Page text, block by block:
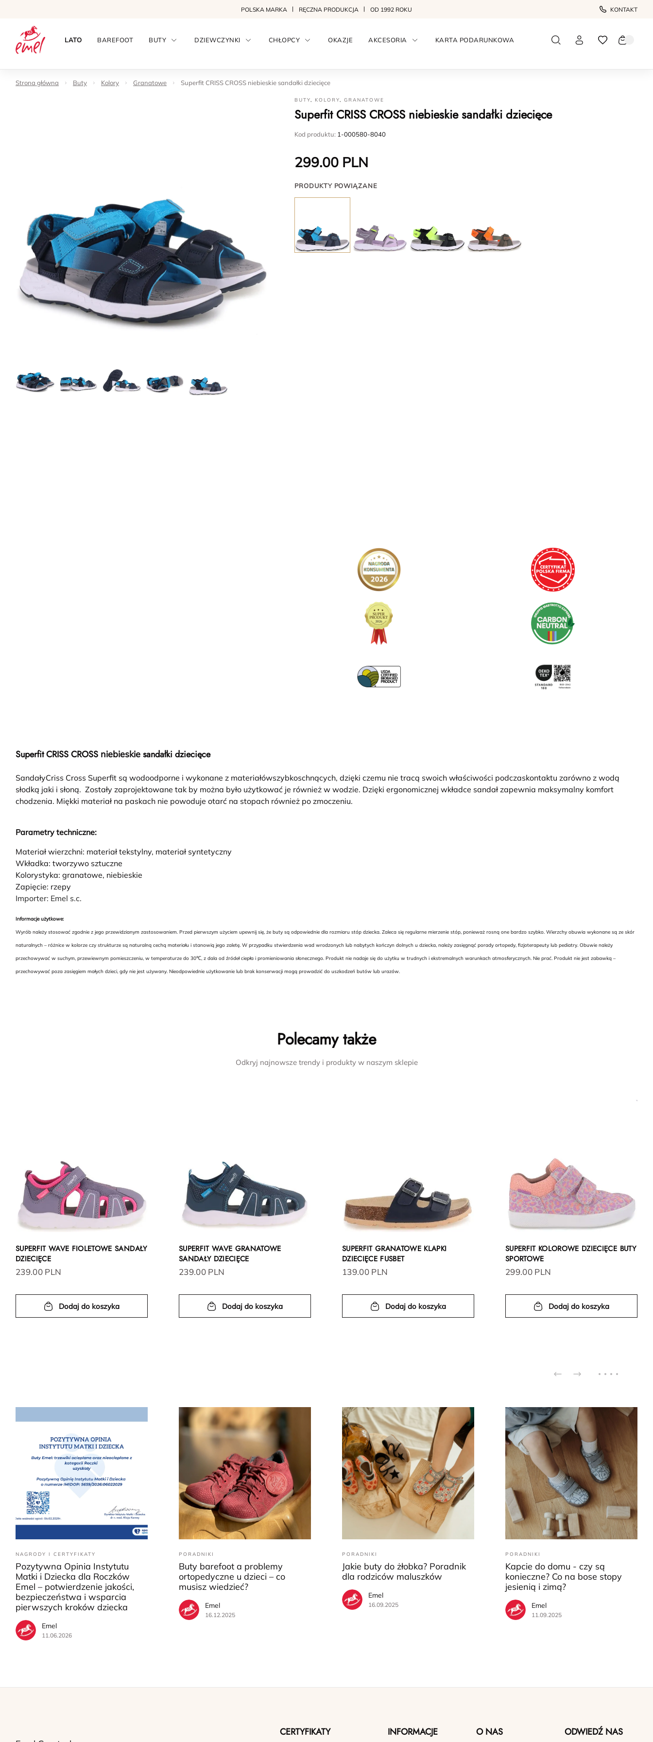
POLSKA MARKA RĘCZNA PRODUKCJA OD 1992 ROKU KONTAKT
LATO BAREFOOT BUTY DZIEWCZYNKI CHŁOPCY OKAZJE AKCESORIA KARTA PODARUNKOWA
Strona główna Buty Kolory Granatowe Superfit CRISS CROSS niebieskie sandałki dziecięce
BUTY, KOLORY,GRANATOWE
Superfit CRISS CROSS niebieskie sandałki dziecięce
Kod produktu: 1-000580-8040
299.00 PLN
PRODUKTY POWIĄZANE
Superfit CRISS CROSS niebieskie sandałki dziecięce
SandałyCriss Cross Superfit są wodoodporne i wykonane z materiałówszybkoschnących, dzięki czemu nie tracą swoich właściwości podczaskontaktu zarówno z wodą
słodką jaki i słoną. Zostały zaprojektowane tak by można było użytkować je również w wodzie. Dzięki ergonomicznej wkładce sandał zapewnia maksymalny komfort
chodzenia. Miękki materiał na paskach nie powoduje otarć na stopach również po zmoczeniu.
Parametry techniczne:
Materiał wierzchni: materiał tekstylny, materiał syntetyczny
Wkładka: tworzywo sztuczne
Kolorystyka: granatowe, niebieskie
Zapięcie: rzepy
Importer: Emel s.c.
Informacje użytkowe:
Wyrób należy stosować zgodnie z jego przewidzianym zastosowaniem. Przed pierwszym użyciem upewnij się, że buty są odpowiednie dla rozmiaru stóp dziecka. Zaleca się regularne mierzenie stóp, ponieważ rosną one bardzo szybko. Wierzchy obuwia wykonane są ze skór
naturalnych – różnice w kolorze czy strukturze są naturalną cechą materiału i stanowią jego zaletę. W przypadku stwierdzenia wad wrodzonych lub nabytych kończyn dolnych u dziecka, należy zasięgnąć porady ortopedy, fizjoterapeuty lub pediatry. Obuwie należy
przechowywać w suchym, przewiewnym pomieszczeniu, w temperaturze do 30℃, z dala od źródeł ciepła i promieniowania słonecznego. Produkt nie nadaje się do użytku w trudnych i ekstremalnych warunkach atmosferycznych. Nie prać. Produkt nie jest zabawką –
przechowywać poza zasięgiem małych dzieci, gdy nie jest używany. Nieodpowiednie użytkowanie lub brak konserwacji mogą prowadzić do uszkodzeń butów lub urazów.
Polecamy także
Odkryj najnowsze trendy i produkty w naszym sklepie
SUPERFIT WAVE FIOLETOWE SANDAŁY
DZIECIĘCE
239.00 PLN
Dodaj do koszyka
SUPERFIT WAVE GRANATOWE
SANDAŁY DZIECIĘCE
239.00 PLN
Dodaj do koszyka
SUPERFIT GRANATOWE KLAPKI
DZIECIĘCE FUSBET
139.00 PLN
Dodaj do koszyka
SUPERFIT KOLOROWE DZIECIĘCE BUTY
SPORTOWE
299.00 PLN
Dodaj do koszyka
NAGRODY I CERTYFIKATY
Pozytywna Opinia Instytutu
Matki i Dziecka dla Roczków
Emel – potwierdzenie jakości,
bezpieczeństwa i wsparcia
pierwszych kroków dziecka
Emel
11.06.2026
PORADNIKI
Buty barefoot a problemy
ortopedyczne u dzieci – co
musisz wiedzieć?
Emel
16.12.2025
PORADNIKI
Jakie buty do żłobka? Poradnik
dla rodziców maluszków
Emel
16.09.2025
PORADNIKI
Kapcie do domu - czy są
konieczne? Co na bose stopy
jesienią i zimą?
Emel
11.09.2025
CERTYFIKATY INFORMACJE O NAS ODWIEDŹ NAS